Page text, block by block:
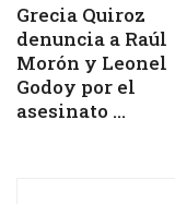
Grecia Quiroz
denuncia a Raúl
Morón y Leonel
Godoy por el
asesinato ...